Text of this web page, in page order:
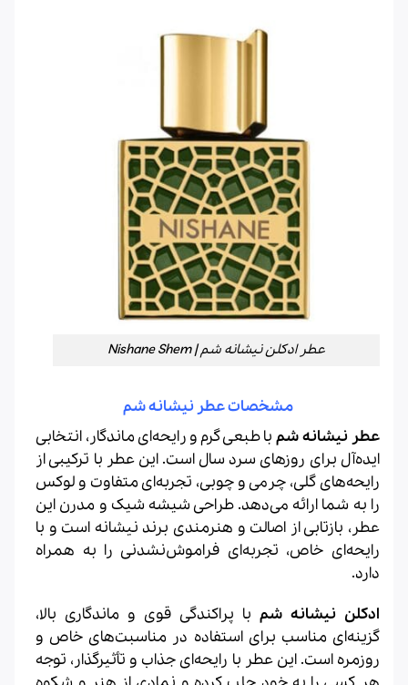
عطر ادکلن نیشانه شم | Nishane Shem
مشخصات عطر نیشانه شم
عطر نیشانه شم با طبعی گرم و رایحه‌ای ماندگار، انتخابی
ایده‌آل برای روزهای سرد سال است. این عطر با ترکیبی از
رایحه‌های گلی، چرمی و چوبی، تجربه‌ای متفاوت و لوکس
را به شما ارائه می‌دهد. طراحی شیشه شیک و مدرن این
عطر، بازتابی از اصالت و هنرمندی برند نیشانه است و با
رایحه‌ای خاص، تجربه‌ای فراموش‌نشدنی را به همراه
دارد.
ادکلن نیشانه شم با پراکندگی قوی و ماندگاری بالا،
گزینه‌ای مناسب برای استفاده در مناسبت‌های خاص و
روزمره است. این عطر با رایحه‌ای جذاب و تأثیرگذار، توجه